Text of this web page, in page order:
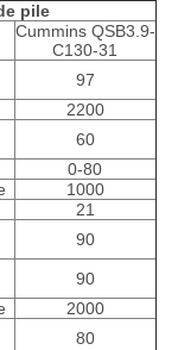
pile
Cummins QSB3.9-
C130-31
97
2200
60
0-80
1000
21
90
90
2000
80